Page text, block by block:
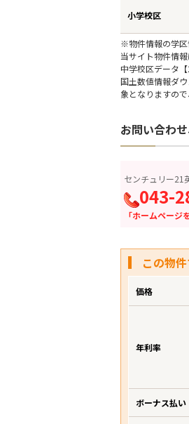
小学校区
※物件情報の学区
当サイト物件情
中学校区データ
国土数値情報ダ
象となりますの
お問い合わ
センチュリー21
043-
「ホームページ
この物
価格
年利率
ボーナス払い